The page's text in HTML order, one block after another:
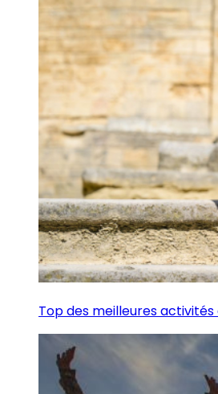
Top des meilleures activités